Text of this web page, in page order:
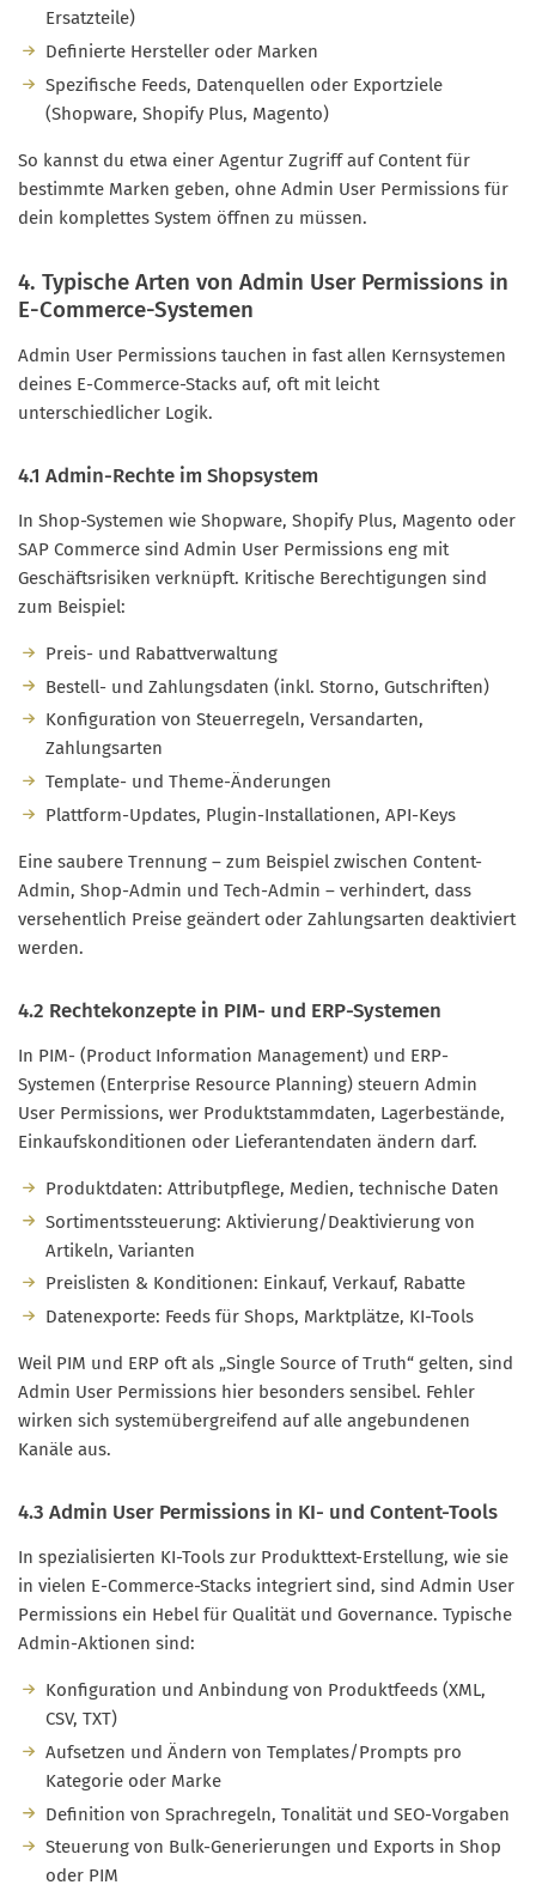
Ersatzteile)
Definierte Hersteller oder Marken
Spezifische Feeds, Datenquellen oder Exportziele
(Shopware, Shopify Plus, Magento)
So kannst du etwa einer Agentur Zugriff auf Content für
bestimmte Marken geben, ohne Admin User Permissions für
dein komplettes System öffnen zu müssen.
4. Typische Arten von Admin User Permissions in
E-Commerce-Systemen
Admin User Permissions tauchen in fast allen Kernsystemen
deines E-Commerce-Stacks auf, oft mit leicht
unterschiedlicher Logik.
4.1 Admin-Rechte im Shopsystem
In Shop-Systemen wie Shopware, Shopify Plus, Magento oder
SAP Commerce sind Admin User Permissions eng mit
Geschäftsrisiken verknüpft. Kritische Berechtigungen sind
zum Beispiel:
Preis- und Rabattverwaltung
Bestell- und Zahlungsdaten (inkl. Storno, Gutschriften)
Konfiguration von Steuerregeln, Versandarten,
Zahlungsarten
Template- und Theme-Änderungen
Plattform-Updates, Plugin-Installationen, API-Keys
Eine saubere Trennung – zum Beispiel zwischen Content-
Admin, Shop-Admin und Tech-Admin – verhindert, dass
versehentlich Preise geändert oder Zahlungsarten deaktiviert
werden.
4.2 Rechtekonzepte in PIM- und ERP-Systemen
In PIM- (Product Information Management) und ERP-
Systemen (Enterprise Resource Planning) steuern Admin
User Permissions, wer Produktstammdaten, Lagerbestände,
Einkaufskonditionen oder Lieferantendaten ändern darf.
Produktdaten: Attributpflege, Medien, technische Daten
Sortimentssteuerung: Aktivierung/Deaktivierung von
Artikeln, Varianten
Preislisten & Konditionen: Einkauf, Verkauf, Rabatte
Datenexporte: Feeds für Shops, Marktplätze, KI-Tools
Weil PIM und ERP oft als „Single Source of Truth“ gelten, sind
Admin User Permissions hier besonders sensibel. Fehler
wirken sich systemübergreifend auf alle angebundenen
Kanäle aus.
4.3 Admin User Permissions in KI- und Content-Tools
In spezialisierten KI-Tools zur Produkttext-Erstellung, wie sie
in vielen E-Commerce-Stacks integriert sind, sind Admin User
Permissions ein Hebel für Qualität und Governance. Typische
Admin-Aktionen sind:
Konfiguration und Anbindung von Produktfeeds (XML,
CSV, TXT)
Aufsetzen und Ändern von Templates/Prompts pro
Kategorie oder Marke
Definition von Sprachregeln, Tonalität und SEO-Vorgaben
Steuerung von Bulk-Generierungen und Exports in Shop
oder PIM